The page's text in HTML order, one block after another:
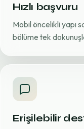
Hızlı başvuru
Mobil öncelikli yapı
bölüme tek
Erişilebilir